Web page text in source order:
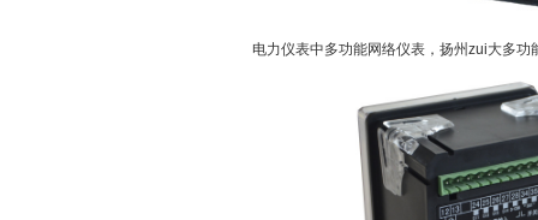
电力仪表中多功能网络仪表，扬州zui大多功